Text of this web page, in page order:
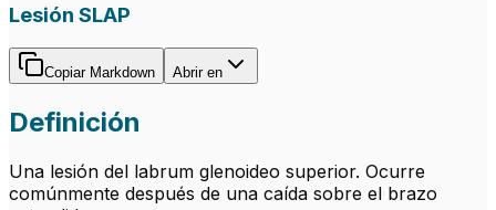
Lesión SLAP
Copiar Markdown Abrir en
Definición
Una lesión del labrum glenoideo superior. Ocurre
comúnmente después de una caída sobre el brazo